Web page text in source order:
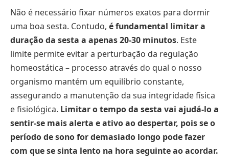
Não é necessário fixar números exatos para dormir
uma boa sesta. Contudo, é fundamental limitar a
duração da sesta a apenas 20-30 minutos. Este
limite permite evitar a perturbação da regulação
homeostática – processo através do qual o nosso
organismo mantém um equilíbrio constante,
assegurando a manutenção da sua integridade física
e fisiológica. Limitar o tempo da sesta vai ajudá-lo a
sentir-se mais alerta e ativo ao despertar, pois se o
período de sono for demasiado longo pode fazer
com que se sinta lento na hora seguinte ao acordar.